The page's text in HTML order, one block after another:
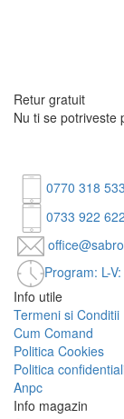
Retur gratuit
Nu ti se potriveste
0770 318 533
0733 922 622
Program: L-
Info utile
Termeni si Conditii
Cum Comand
Politica Cookies
Politica
Anpc
Info magazin